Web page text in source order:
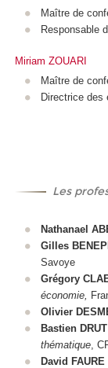
Maître de
Responsable
Miriam ZOUARI
Maître de
Directrice des
Les
Nathanael
Gilles
Savoye
Grégory
économie,
Olivier
Bastien DRUT
thématique,
David FAURE